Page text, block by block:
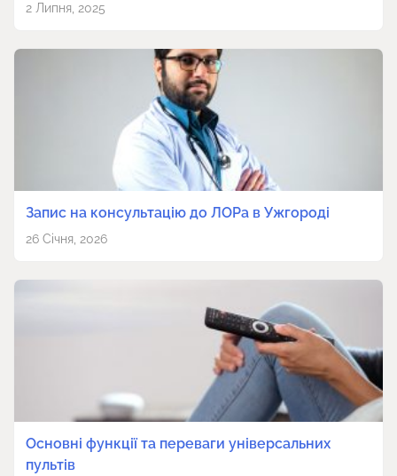
2 Липня, 2025
Запис на консультацію до ЛОРа в Ужгороді
26 Січня, 2026
Основні функції та переваги універсальних
пультів